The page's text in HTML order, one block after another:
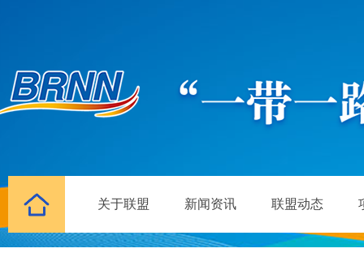
关于联盟 新闻资讯 联盟动态